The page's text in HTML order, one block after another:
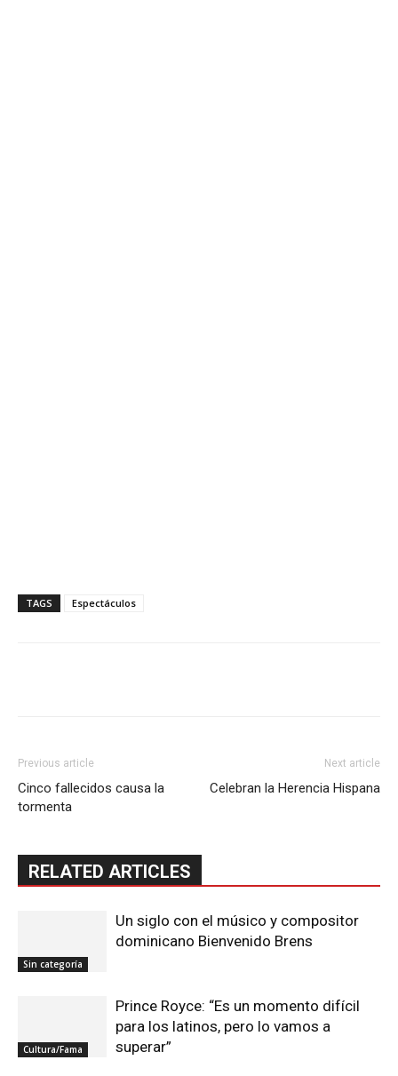
TAGS Espectáculos
Previous article
Cinco fallecidos causa la
tormenta
Next article
Celebran la Herencia Hispana
RELATED ARTICLES
Sin categoría
Un siglo con el músico y compositor
dominicano Bienvenido Brens
Cultura/Fama
Prince Royce: “Es un momento difícil
para los latinos, pero lo vamos a
superar”